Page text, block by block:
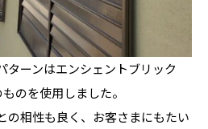
ターンはエンシェントブリック
のを使用しました。
の相性も良く、お客さまにもたい